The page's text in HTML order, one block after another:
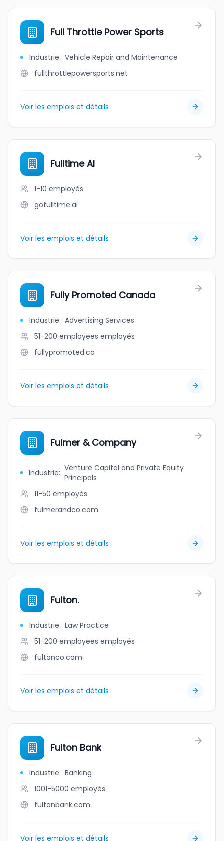
Full Throttle Power Sports
Industrie: Vehicle Repair and Maintenance
fullthrottlepowersports.net
Voir les emplois et détails
Fulltime AI
1-10 employés
gofulltime.ai
Voir les emplois et détails
Fully Promoted Canada
Industrie: Advertising Services
51-200 employees employés
fullypromoted.ca
Voir les emplois et détails
Fulmer & Company
Industrie: Venture Capital and Private Equity
Principals
11-50 employés
fulmerandco.com
Voir les emplois et détails
Fulton.
Industrie: Law Practice
51-200 employees employés
fultonco.com
Voir les emplois et détails
Fulton Bank
Industrie: Banking
1001-5000 employés
fultonbank.com
Voir les emplois et détails